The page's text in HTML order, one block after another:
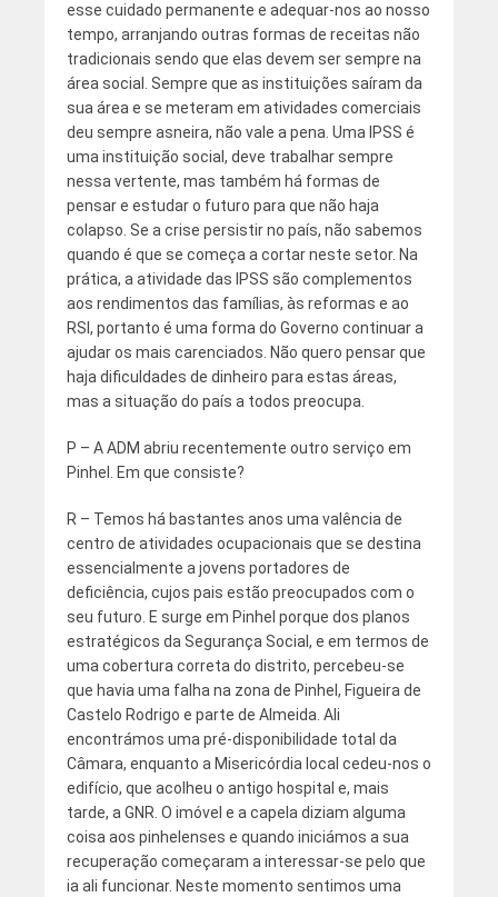
esse cuidado permanente e adequar-nos ao nosso
tempo, arranjando outras formas de receitas não
tradicionais sendo que elas devem ser sempre na
área social. Sempre que as instituições saíram da
sua área e se meteram em atividades comerciais
deu sempre asneira, não vale a pena. Uma IPSS é
uma instituição social, deve trabalhar sempre
nessa vertente, mas também há formas de
pensar e estudar o futuro para que não haja
colapso. Se a crise persistir no país, não sabemos
quando é que se começa a cortar neste setor. Na
prática, a atividade das IPSS são complementos
aos rendimentos das famílias, às reformas e ao
RSI, portanto é uma forma do Governo continuar a
ajudar os mais carenciados. Não quero pensar que
haja dificuldades de dinheiro para estas áreas,
mas a situação do país a todos preocupa.
P – A ADM abriu recentemente outro serviço em
Pinhel. Em que consiste?
R – Temos há bastantes anos uma valência de
centro de atividades ocupacionais que se destina
essencialmente a jovens portadores de
deficiência, cujos pais estão preocupados com o
seu futuro. E surge em Pinhel porque dos planos
estratégicos da Segurança Social, e em termos de
uma cobertura correta do distrito, percebeu-se
que havia uma falha na zona de Pinhel, Figueira de
Castelo Rodrigo e parte de Almeida. Ali
encontrámos uma pré-disponibilidade total da
Câmara, enquanto a Misericórdia local cedeu-nos o
edifício, que acolheu o antigo hospital e, mais
tarde, a GNR. O imóvel e a capela diziam alguma
coisa aos pinhelenses e quando iniciámos a sua
recuperação começaram a interessar-se pelo que
ia ali funcionar. Neste momento sentimos uma